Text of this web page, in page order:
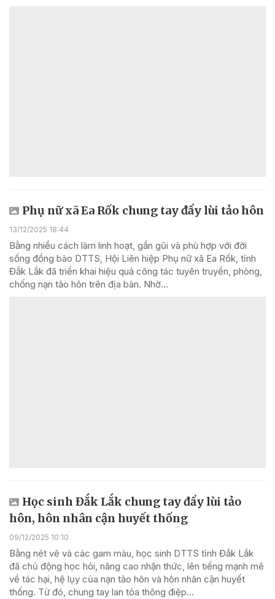
Phụ nữ xã Ea Rốk chung tay đẩy lùi tảo hôn
13/12/2025 18:44
Bằng nhiều cách làm linh hoạt, gần gũi và phù hợp với đời
sống đồng bào DTTS, Hội Liên hiệp Phụ nữ xã Ea Rốk, tỉnh
Đắk Lắk đã triển khai hiệu quả công tác tuyên truyền, phòng,
chống nạn tảo hôn trên địa bàn. Nhờ...
Học sinh Đắk Lắk chung tay đẩy lùi tảo
hôn, hôn nhân cận huyết thống
09/12/2025 10:10
Bằng nét vẽ và các gam màu, học sinh DTTS tỉnh Đắk Lắk
đã chủ động học hỏi, nâng cao nhận thức, lên tiếng mạnh mẽ
về tác hại, hệ lụy của nạn tảo hôn và hôn nhân cận huyết
thống. Từ đó, chung tay lan tỏa thông điệp...